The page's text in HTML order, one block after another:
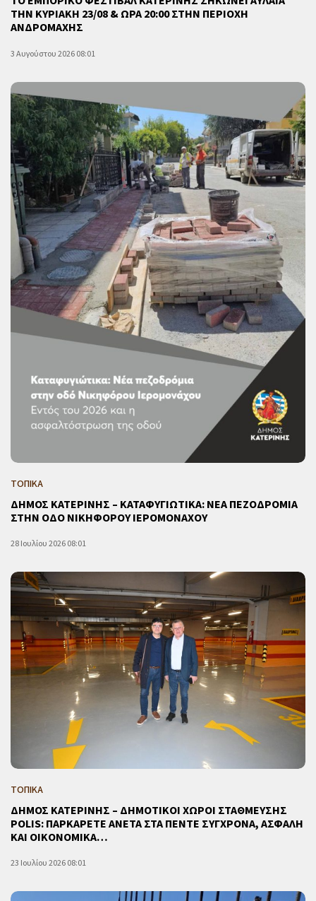
ΤΗΝ ΚΥΡΙΑΚΗ 23/08 & ΩΡΑ 20:00 ΣΤΗΝ ΠΕΡΙΟΧΗ
ΑΝΔΡΟΜΑΧΗΣ
3 Αυγούστου 2026 08:01
ΤΟΠΙΚΑ
ΔΗΜΟΣ ΚΑΤΕΡΙΝΗΣ – ΚΑΤΑΦΥΓΙΩΤΙΚΑ: ΝΕΑ ΠΕΖΟΔΡΟΜΙΑ
ΣΤΗΝ ΟΔΟ ΝΙΚΗΦΟΡΟΥ ΙΕΡΟΜΟΝΑΧΟΥ
28 Ιουλίου 2026 08:01
ΤΟΠΙΚΑ
ΔΗΜΟΣ ΚΑΤΕΡΙΝΗΣ – ΔΗΜΟΤΙΚΟΙ ΧΩΡΟΙ ΣΤΑΘΜΕΥΣΗΣ
POLIS: ΠΑΡΚΑΡΕΤΕ ΑΝΕΤΑ ΣΤΑ ΠΕΝΤΕ ΣΥΓΧΡΟΝΑ, ΑΣΦΑΛΗ
ΚΑΙ ΟΙΚΟΝΟΜΙΚΑ…
23 Ιουλίου 2026 08:01